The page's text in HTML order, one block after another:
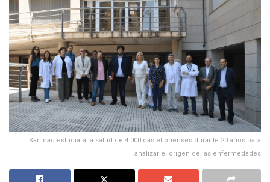
Sanidad estudiará la salud de 4.000 castellonenses durante 20 años para
analizar el origen de las enfermedades